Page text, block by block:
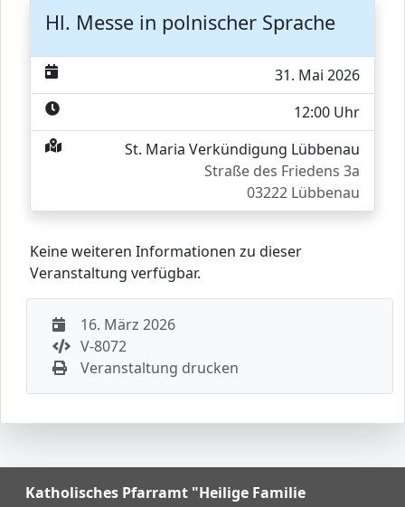
Hl. Messe in polnischer Sprache
31. Mai 2026
12:00 Uhr
St. Maria Verkündigung Lübbenau
Straße des Friedens 3a
03222 Lübbenau
Keine weiteren Informationen zu dieser
Veranstaltung verfügbar.
16. März 2026
V-8072
Veranstaltung drucken
Katholisches Pfarramt "Heilige Familie